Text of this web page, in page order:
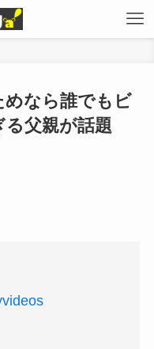
めなら誰でもビ
る父親が話題